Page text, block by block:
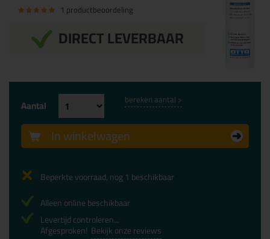
1 productbeoordeling
DIRECT LEVERBAAR
Aantal bereken aantal >
In winkelwagen
Beperkte voorraad, nog 1 beschikbaar
Alleen online beschikbaar
Levertijd controleren...
Afgesproken! Bekijk onze reviews